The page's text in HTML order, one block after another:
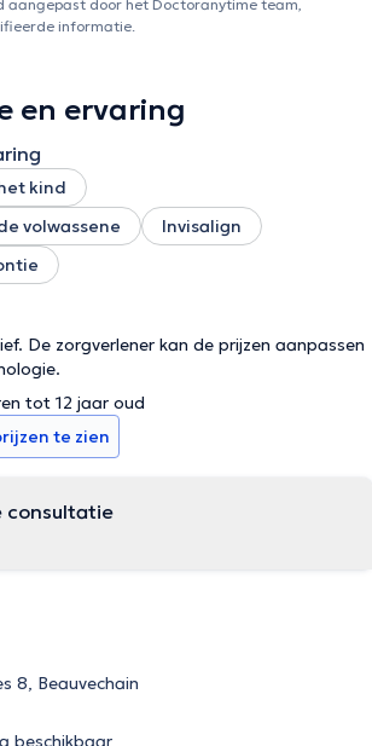
aangepast door het Doctoranytime team,
informatie.
en ervaring
kind
volwassene
Invisalign
De zorgverlener kan de prijzen aanpassen
tot 12 jaar oud
te zien
consultatie
8, Beauvechain
beschikbaar